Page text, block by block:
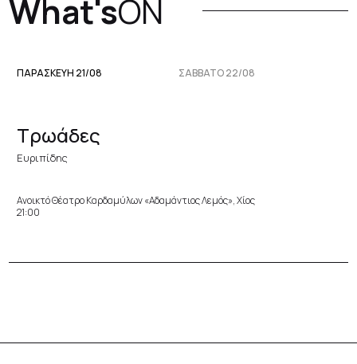
What'sON
ΠΑΡΑΣΚΕΥΉ 21/08 ΣΆΒΒΑΤΟ 22/08
Τρωάδες
Ευριπίδης
Ανοικτό Θέατρο Καρδαμύλων «Αδαμάντιος Λεμός», Χίος
21:00